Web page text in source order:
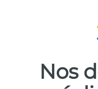
Nos